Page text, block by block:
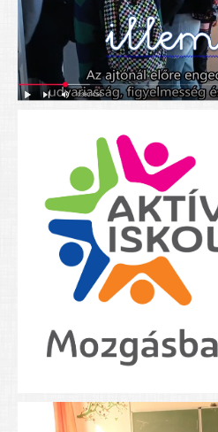
Étlap
eKréta
Diákigazolvány igénylése
Mindennapos testnevelés
Tartós tankönyvek
Nyolcadikosainknak
Kréta szülői segédlet
Felsős taneszközlista
BEISKOLÁZÁS 2026